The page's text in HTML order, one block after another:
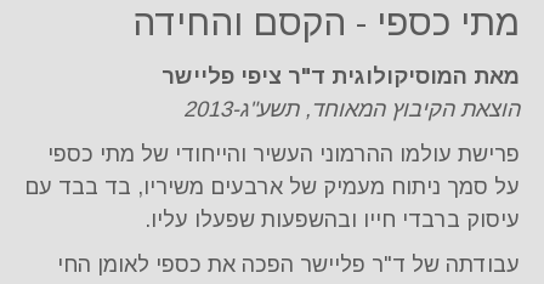
מתי כספי - הקסם והחידה
מאת המוסיקולוגית ד"ר ציפי פליישר
הוצאת הקיבוץ המאוחד, תשע"ג-2013
פרישת עולמו ההרמוני העשיר והייחודי של מתי כספי
על סמך ניתוח מעמיק של ארבעים משיריו, בד בבד עם
עיסוק ברבדי חייו ובהשפעות שפעלו עליו.
עבודתה של ד"ר פליישר הפכה את כספי לאומן החי